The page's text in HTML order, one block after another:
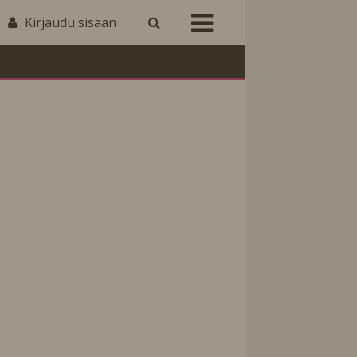
Kirjaudu sisään